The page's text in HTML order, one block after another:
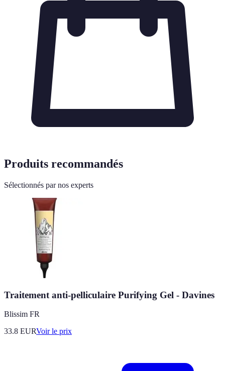
Produits recommandés
Sélectionnés par nos experts
Traitement anti-pelliculaire Purifying Gel - Davines
Blissim FR
33.8 EURVoir le prix